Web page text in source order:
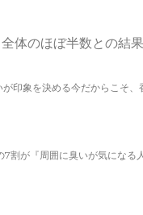
体のほぼ半数との結
印象を決める今だからこそ
が『周囲に臭いが気にな